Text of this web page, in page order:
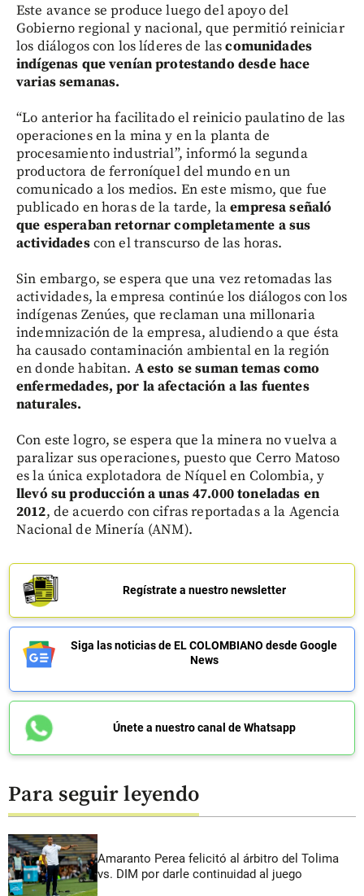
Este avance se produce luego del apoyo del
Gobierno regional y nacional, que permitió reiniciar
los diálogos con los líderes de lascomunidades
indígenas que venían protestando desde hace
varias semanas.
“Lo anterior ha facilitado el reinicio paulatino de las
operaciones en la mina y en la planta de
procesamiento industrial”, informó la segunda
productora de ferroníquel del mundo en un
comunicado a los medios. En este mismo, que fue
publicado en horas de la tarde, laempresa señaló
que esperaban retornar completamente a sus
actividadescon el transcurso de las horas.
Sin embargo, se espera que una vez retomadas las
actividades, la empresa continúe los diálogos con los
indígenas Zenúes, que reclaman una millonaria
indemnización de la empresa, aludiendo a que ésta
ha causado contaminación ambiental en la región
en donde habitan. A esto se suman temas como
enfermedades, por la afectación a las fuentes
naturales.
Con este logro, se espera que la minera no vuelva a
paralizar sus operaciones, puesto que Cerro Matoso
es la única explotadora de Níquel en Colombia, y
llevó su producción a unas 47.000 toneladas en
2012, de acuerdo con cifras reportadas a la Agencia
Nacional de Minería (ANM).
Regístrate a nuestro newsletter
Siga las noticias de EL COLOMBIANO desde Google
News
Únete a nuestro canal de Whatsapp
Para seguir leyendo
Amaranto Perea felicitó al árbitro del Tolima
vs. DIM por darle continuidad al juego